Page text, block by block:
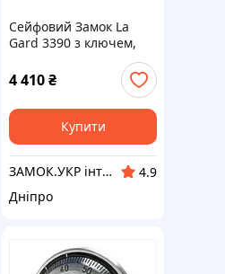
Сейфовий Замок La
Gard 3390 з ключем,
4 410₴
Купити
ЗАМОК.УКР інтернет-магазин замків та фурнітури
4.9
Дніпро